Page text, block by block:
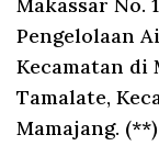
Pengelolaan
Kecamatan di
Tamalate,
Mamajang. (**)